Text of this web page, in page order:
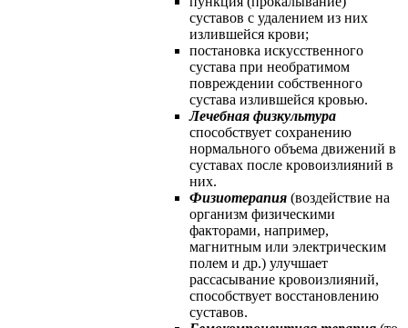
суставов с удалением из них
излившейся крови;
постановка искусственного
сустава при необратимом
повреждении собственного
сустава излившейся кровью.
Лечебная физкультура
способствует сохранению
нормального объема движений в
суставах после кровоизлияний в
них.
Физиотерапия (воздействие на
организм физическими
факторами, например,
магнитным или электрическим
полем и др.) улучшает
рассасывание кровоизлияний,
способствует восстановлению
суставов.